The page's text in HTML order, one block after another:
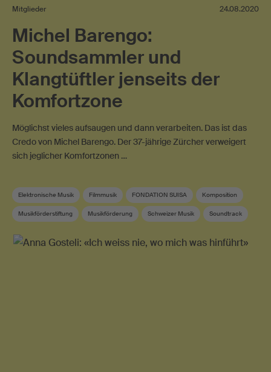
Mitglieder 24.08.2020
Michel Barengo:
Soundsammler und
Klangtüftler jenseits der
Komfortzone
Möglichst vieles aufsaugen und dann verarbeiten. Das ist das
Credo von Michel Barengo. Der 37-jährige Zürcher verweigert
sich jeglicher Komfortzonen …
Elektronische Musik Filmmusik FONDATION SUISA Komposition
Musikförderstiftung Musikförderung Schweizer Musik Soundtrack